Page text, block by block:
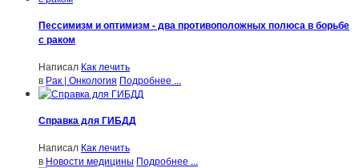
Пессимизм и оптимизм - два противоположных полюса в борьбе
с раком
Написал Как лечить
в Рак | Онкология Подробнее ...
Справка для ГИБДД
Написал Как лечить
в Новости медицины Подробнее ...